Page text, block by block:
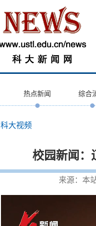
热点新闻 综合
科大视频
校园新闻：
来源：本